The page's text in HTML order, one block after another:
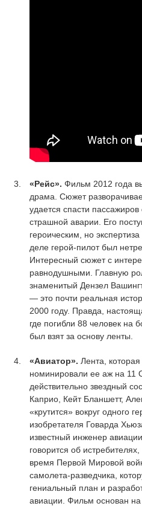
«Рейс». Фильм 2012 года
драма. Сюжет
удается спасти
страшной аварии. Его
героическим, но
деле герой-пилот был
Интересный сюжет с
равнодушными. Главную
знаменитый Дензел
— это почти реальная
2000 году. Правда,
где погибли 88 человек на
был взят за основу ленты.
«Авиатор». Лента,
номинировали ее аж на 11
действительно звездный
Каприо, Кейт Бланшетт,
«крутится» вокруг одного
изобретателя Говарда
известный инженер
говорится об
время Первой Мировой
самолета-разведчика,
гениальный план и
авиации. Фильм основан